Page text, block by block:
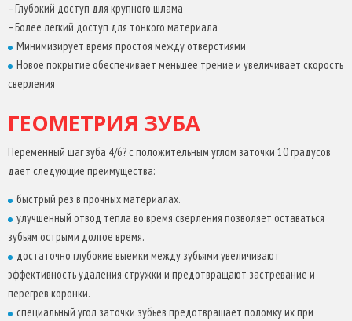
МАТЕРИАЛ ЗУБА
В зубчатой части кольцевой пилы используется
высококачественная горячекатанная сталь типа Matrix II. Сталь
типа Matrix II содержит 8 % кобальта, что позволяет зубьям
сохранять первоначальную твердость во время разрезания
металла даже при высоких температурах.
Биметаллическая конструкция – высокоскоростные стальные
зубья приварены лазером к корпусу из низколегированного
температуре 600°С для прочности и продолжительности срока
службы коронки.
Благодаря высокой износостойкости стали типа Matrix II эти
коронки идеальны для резки сложных и твердых материалов,
таких как, нержавеющая и кислотостойкая сталь, а также более
мягких материалов, например, древесины.
– Глубокий доступ для крупного шлама
– Более легкий доступ для тонкого материала
Минимизирует время простоя между отверстиями
Новое покрытие обеспечивает меньшее трение и увеличивает скорость
сверления
ГЕОМЕТРИЯ ЗУБА
Переменный шаг зуба 4/6? с положительным углом заточки 10 градусов
дает следующие преимущества:
быстрый рез в прочных материалах.
улучшенный отвод тепла во время сверления позволяет оставаться
зубьям острыми долгое время.
достаточно глубокие выемки между зубьями увеличивают
эффективность удаления стружки и предотвращают застревание и
перегрев коронки.
специальный угол заточки зубьев предотвращает поломку их при